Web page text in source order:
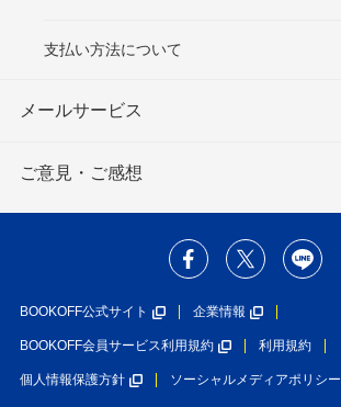
支払い方法について
メールサービス
ご意見・ご感想
BOOKOFF公式サイト 企業情報
BOOKOFF会員サービス利用規約 利用規約
個人情報保護方針 ソーシャルメディアポリシー